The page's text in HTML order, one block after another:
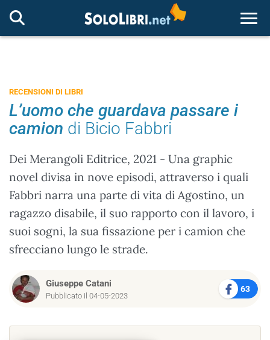
RECENSIONI DI LIBRI
L’uomo che guardava passare i
camion di Bicio Fabbri
Dei Merangoli Editrice, 2021 - Una graphic
novel divisa in nove episodi, attraverso i quali
Fabbri narra una parte di vita di Agostino, un
ragazzo disabile, il suo rapporto con il lavoro, i
suoi sogni, la sua fissazione per i camion che
sfrecciano lungo le strade.
Giuseppe Catani
Pubblicato il 04-05-2023
63